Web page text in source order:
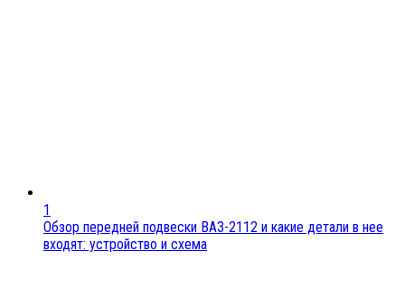
1
Обзор передней подвески ВАЗ-2112 и какие детали в нее
входят: устройство и схема